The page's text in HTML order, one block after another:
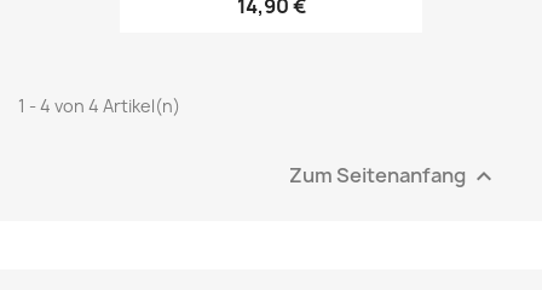
14,90 €
1 - 4 von 4 Artikel(n)
Zum Seitenanfang 